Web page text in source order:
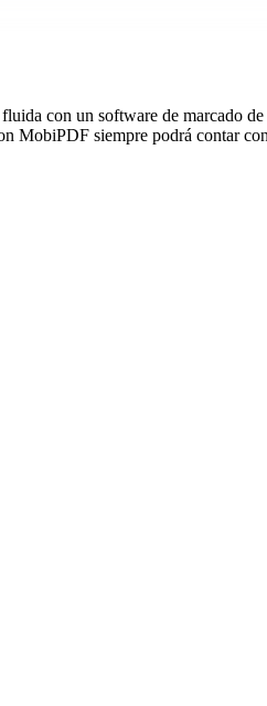
con un software de marcado
MobiPDF siempre podrá contar